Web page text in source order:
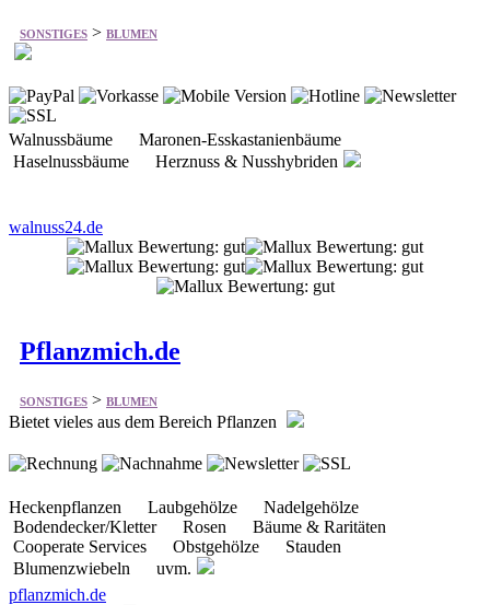
SONSTIGES > BLUMEN
Walnussbäume Maronen-Esskastanienbäume
Haselnussbäume Herznuss & Nusshybriden
walnuss24.de
Pflanzmich.de
SONSTIGES > BLUMEN
Bietet vieles aus dem Bereich Pflanzen
Heckenpflanzen Laubgehölze Nadelgehölze
Bodendecker/Kletter Rosen Bäume & Raritäten
Cooperate Services Obstgehölze Stauden
Blumenzwiebeln uvm.
pflanzmich.de